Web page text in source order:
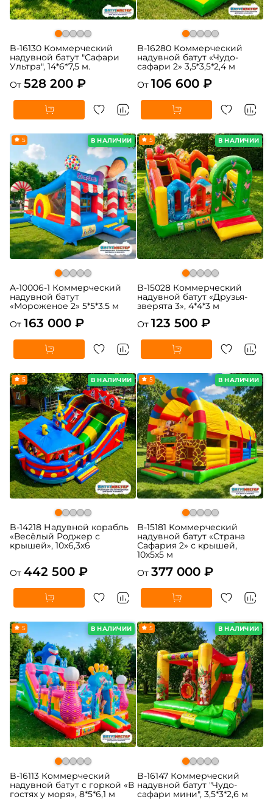
B-16130 Коммерческий
надувной батут "Сафари
Ультра", 14*6*7,5 м.
От 528 200 ₽
B-16280 Коммерческий
надувной батут «Чудо-
сафари 2» 3,5*3,5*2,4 м
От 106 600 ₽
В НАЛИЧИИ
5
A-10006-1 Коммерческий
надувной батут
«Мороженое 2» 5*5*3.5 м
От 163 000 ₽
В НАЛИЧИИ
5
B-15028 Коммерческий
надувной батут «Друзья-
зверята 3», 4*4*3 м
От 123 500 ₽
В НАЛИЧИИ
5
B-14218 Надувной корабль
«Весёлый Роджер с
крышей», 10х6,3х6
От 442 500 ₽
В НАЛИЧИИ
5
B-15181 Коммерческий
надувной батут «Страна
Сафария 2» с крышей,
10x5x5 м
От 377 000 ₽
В НАЛИЧИИ
5
B-16113 Коммерческий
надувной батут с горкой «В
гостях у моря», 8*5*6,1 м
В НАЛИЧИИ
5
B-16147 Коммерческий
надувной батут "Чудо-
сафари мини", 3,5*3*2,6 м